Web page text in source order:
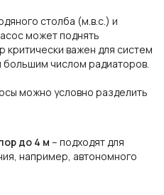
столба (м.в.с.) и
может поднять
критически важен для систем
числом радиаторов.
можно условно разделить
до 4 м – подходят для
например, автономного